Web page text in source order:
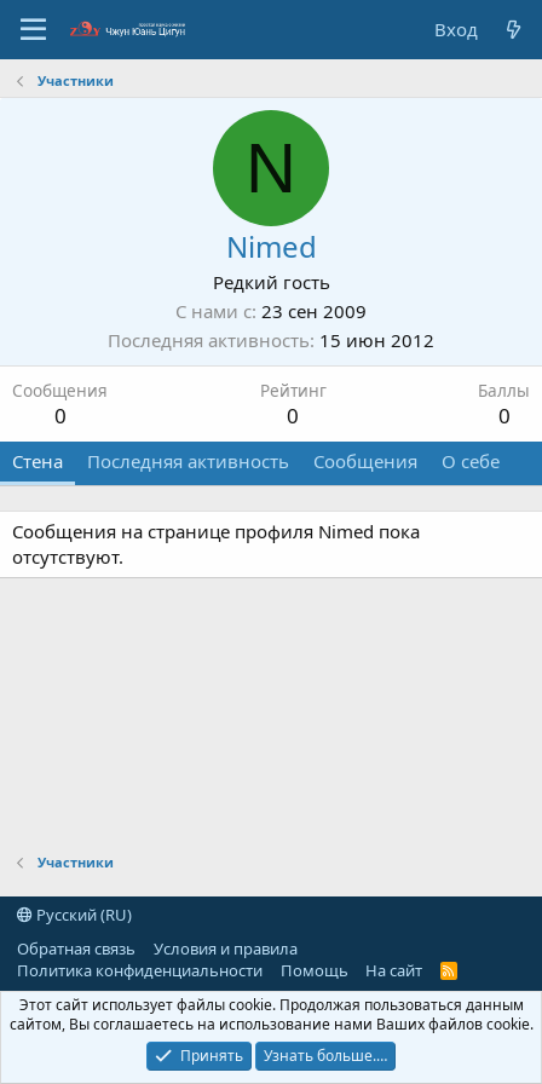
Вход
Участники
N
Nimed
Редкий гость
С нами с 23 сен 2009
Последняя активность 15 июн 2012
Сообщения
0
Рейтинг
0
Баллы
0
Стена Последняя активность Сообщения О себе
Сообщения на странице профиля Nimed пока
отсутствуют.
Участники
Русский (RU)
Обратная связь
Условия и правила
Политика конфиденциальности
Помощь На сайт
R
S
Этот сайт использует файлы cookie. Продолжая пользоваться данным
сайтом, Вы соглашаетесь на использование нами Ваших файлов cookie.
Принять
Узнать больше.…